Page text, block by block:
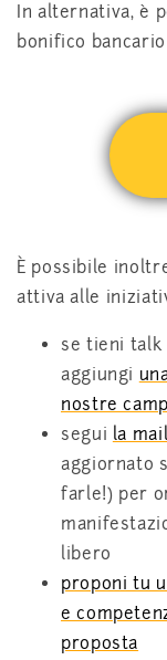
In alternativa, è
bonifico bancario
È possibile
attiva alle
se tieni talk
aggiungi
nostre
segui la
aggiornato
farle!) per
libero
proponi tu
e
proposta